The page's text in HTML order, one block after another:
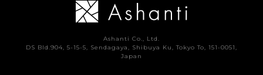
Ashanti Co., Ltd.
DS Bld.904, 5-15-5, Sendagaya, Shibuya Ku, Tokyo To, 151-0051,
Japan